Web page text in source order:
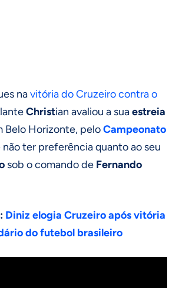
navitória do Cruzeiro contra o
Christian avaliou a suaestreia
Belo Horizonte, peloCampeonato
não ter preferência quanto ao seu
sob o comando de Fernando
Diniz elogia Cruzeiro após vitória
do futebol brasileiro